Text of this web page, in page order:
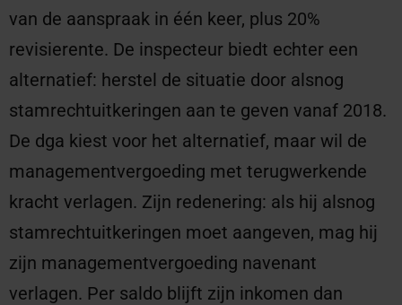
van de aanspraak in één keer, plus 20%
revisierente. De inspecteur biedt echter een
alternatief: herstel de situatie door alsnog
stamrechtuitkeringen aan te geven vanaf 2018.
De dga kiest voor het alternatief, maar wil de
managementvergoeding met terugwerkende
kracht verlagen. Zijn redenering: als hij alsnog
stamrechtuitkeringen moet aangeven, mag hij
zijn managementvergoeding navenant
verlagen. Per saldo blijft zijn inkomen dan